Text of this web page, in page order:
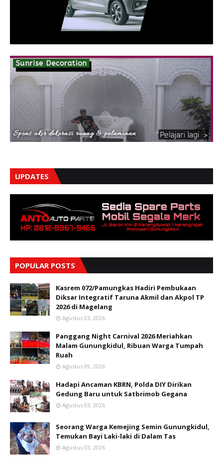
UPDATES
POPULAR POSTS
Kasrem 072/Pamungkas Hadiri Pembukaan
Diksar Integratif Taruna Akmil dan Akpol TP
2026 di Magelang
Agustus 03, 2026
Panggang Night Carnival 2026 Meriahkan
Malam Gunungkidul, Ribuan Warga Tumpah
Ruah
Agustus 09, 2026
Hadapi Ancaman KBRN, Polda DIY Dirikan
Gedung Baru untuk Satbrimob Gegana
Agustus 03, 2026
Seorang Warga Kemejing Semin Gunungkidul,
Temukan Bayi Laki-laki di Dalam Tas
Agustus 03, 2026